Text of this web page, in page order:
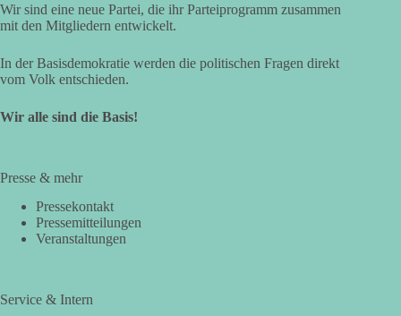
Wir sind eine neue Partei, die ihr Parteiprogramm zusammen
mit den Mitgliedern entwickelt.
In der Basisdemokratie werden die politischen Fragen direkt
vom Volk entschieden.
Wir alle sind die Basis!
Presse & mehr
Pressekontakt
Pressemitteilungen
Veranstaltungen
Service & Intern